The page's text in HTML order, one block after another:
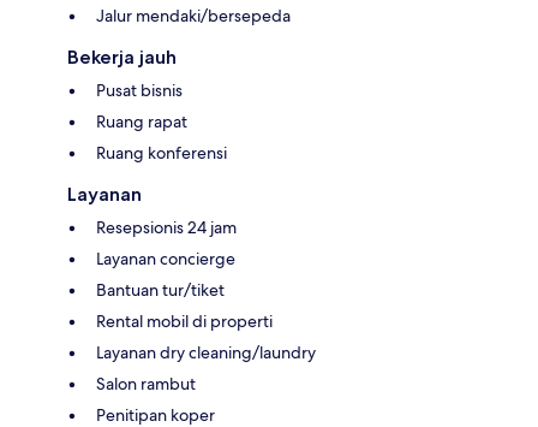
Jalur mendaki/bersepeda
Bekerja jauh
Pusat bisnis
Ruang rapat
Ruang konferensi
Layanan
Resepsionis 24 jam
Layanan concierge
Bantuan tur/tiket
Rental mobil di properti
Layanan dry cleaning/laundry
Salon rambut
Penitipan koper